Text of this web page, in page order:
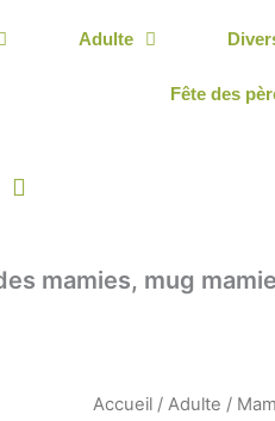
Adulte
Fête des
mamies, mug
Accueil / Adulte /